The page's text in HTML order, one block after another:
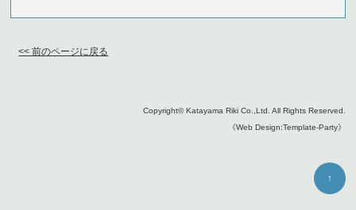
<< 前のページに戻る
Copyright©Katayama Riki Co.,Ltd. All Rights Reserved.
《Web Design:Template-Party》
↑